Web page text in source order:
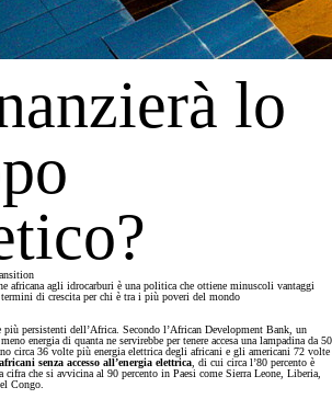
lo
africana agli idrocarburi è una politica che ottiene minuscoli vantaggi
di crescita per chi è tra i più poveri del mondo
più persistenti dell’Africa. Secondo l’African Development Bank, un
energia di quanta ne servirebbe per tenere accesa una lampadina da 50
circa 36 volte più energia elettrica degli africani e gli americani 72 volte
senza accesso all’energia elettrica , di cui circa l’80 percento è
che si avvicina al 90 percento in Paesi come Sierra Leone, Liberia,
Congo.